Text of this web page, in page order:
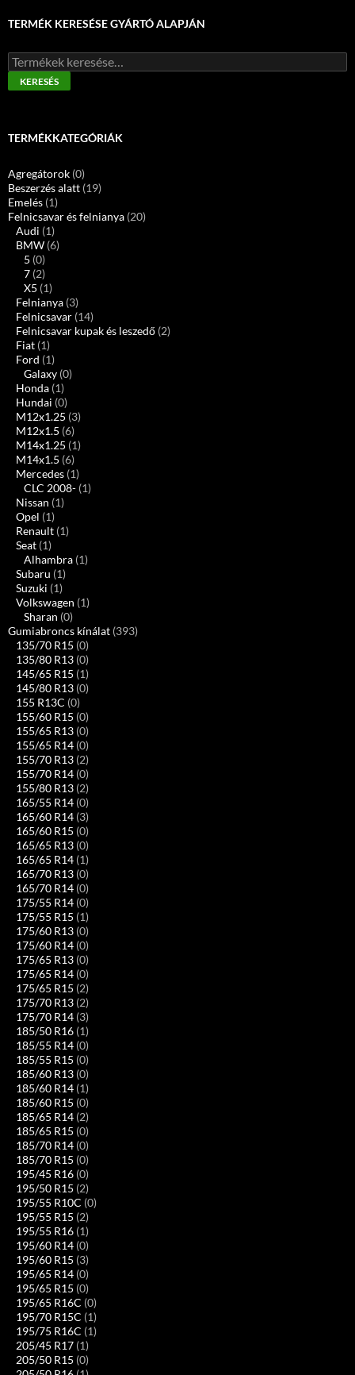
TERMÉK KERESÉSE GYÁRTÓ ALAPJÁN
Keresés
a
következőre:
KERESÉS
TERMÉKKATEGÓRIÁK
Agregátorok (0)
Beszerzés alatt (19)
Emelés (1)
Felnicsavar és felnianya (20)
Audi (1)
BMW (6)
5 (0)
7 (2)
X5 (1)
Felnianya (3)
Felnicsavar (14)
Felnicsavar kupak és leszedő (2)
Fiat (1)
Ford (1)
Galaxy (0)
Honda (1)
Hundai (0)
M12x1.25 (3)
M12x1.5 (6)
M14x1.25 (1)
M14x1.5 (6)
Mercedes (1)
CLC 2008- (1)
Nissan (1)
Opel (1)
Renault (1)
Seat (1)
Alhambra (1)
Subaru (1)
Suzuki (1)
Volkswagen (1)
Sharan (0)
Gumiabroncs kínálat (393)
135/70 R15 (0)
135/80 R13 (0)
145/65 R15 (1)
145/80 R13 (0)
155 R13C (0)
155/60 R15 (0)
155/65 R13 (0)
155/65 R14 (0)
155/70 R13 (2)
155/70 R14 (0)
155/80 R13 (2)
165/55 R14 (0)
165/60 R14 (3)
165/60 R15 (0)
165/65 R13 (0)
165/65 R14 (1)
165/70 R13 (0)
165/70 R14 (0)
175/55 R14 (0)
175/55 R15 (1)
175/60 R13 (0)
175/60 R14 (0)
175/65 R13 (0)
175/65 R14 (0)
175/65 R15 (2)
175/70 R13 (2)
175/70 R14 (3)
185/50 R16 (1)
185/55 R14 (0)
185/55 R15 (0)
185/60 R13 (0)
185/60 R14 (1)
185/60 R15 (0)
185/65 R14 (2)
185/65 R15 (0)
185/70 R14 (0)
185/70 R15 (0)
195/45 R16 (0)
195/50 R15 (2)
195/55 R10C (0)
195/55 R15 (2)
195/55 R16 (1)
195/60 R14 (0)
195/60 R15 (3)
195/65 R14 (0)
195/65 R15 (0)
195/65 R16C (0)
195/70 R15C (1)
195/75 R16C (1)
205/45 R17 (1)
205/50 R15 (0)